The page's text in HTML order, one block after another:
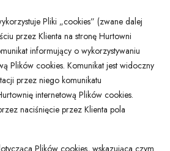
Pliki „cookies” (zwane dalej
przez Klienta na stronę Hurtowni
informujący o wykorzystywaniu
Plików cookies. Komunikat jest widoczny
przez niego komunikatu
internetową Plików cookies.
naciśnięcie przez Klienta pola
Plików cookies, wskazująca czym